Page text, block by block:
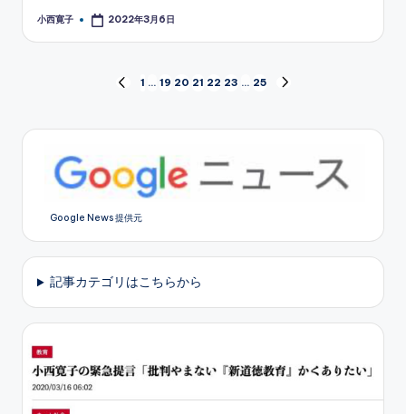
Posted
小西寛子 2022年3月6日
稿
ー
ジ
送
り
PREVIOUS
1 … 19 20 21 22 23 … 25
Google News 提供元
記事カテゴリはこちらから